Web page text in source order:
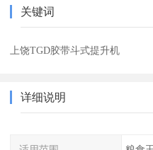
关键词
上饶TGD胶带斗式提升机
详细说明